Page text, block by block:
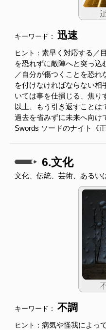
キーワード： 迅速
ヒント： 素早く対応する／
を恐れずに敵陣へと突っ込
／自分が傷つくことを恐
を付けなければならない相
いては事を仕損じる、焦り
以上、もう引き返すことは
過去を省みずに未来へ向け
Swords ソードのナイト《正
6.文化
文化、伝統、芸術、あるい
キーワード： 不調
ヒント： 病気や怪我によっ